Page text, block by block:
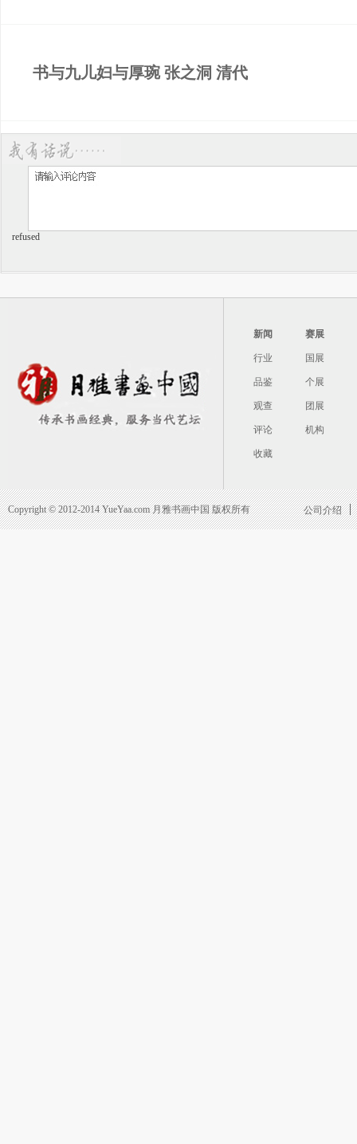
书与九儿妇与厚琬 张之洞 清代
refused
新闻
行业
品鉴
观查
评论
收藏
赛展
国展
个展
团展
机构
Copyright © 2012-2014 YueYaa.com 月雅书画中国 版权所有 公司介绍